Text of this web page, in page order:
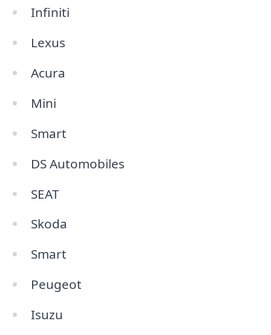
Infiniti
Lexus
Acura
Mini
Smart
DS Automobiles
SEAT
Skoda
Smart
Peugeot
Isuzu